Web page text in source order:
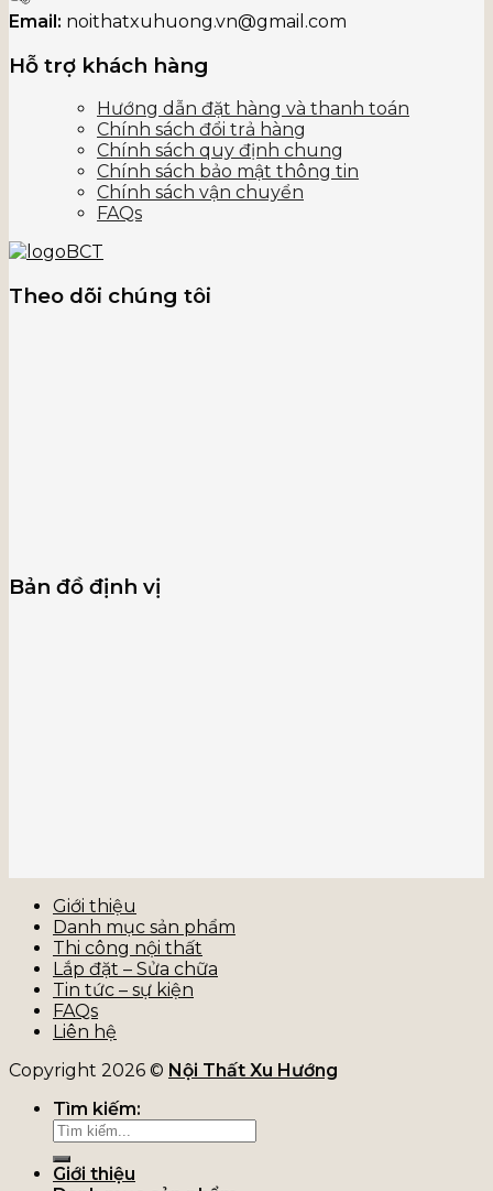
Email: noithatxuhuong.vn@gmail.com
Hỗ trợ khách hàng
Hướng dẫn đặt hàng và thanh toán
Chính sách đổi trả hàng
Chính sách quy định chung
Chính sách bảo mật thông tin
Chính sách vận chuyển
FAQs
Theo dõi chúng tôi
Bản đồ định vị
Giới thiệu
Danh mục sản phẩm
Thi công nội thất
Lắp đặt – Sửa chữa
Tin tức – sự kiện
FAQs
Liên hệ
Copyright 2026 © Nội Thất Xu Hướng
Tìm kiếm:
Giới thiệu